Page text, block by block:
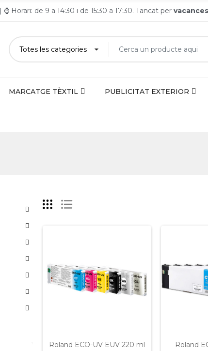
| ⌚ Horari: de 9 a 14:30 i de 15:30 a 17:30. Tancat per
MARCATGE TÈXTIL PUBLICITAT EXTERIOR
Roland ECO-UV EUV 220 ml
Roland